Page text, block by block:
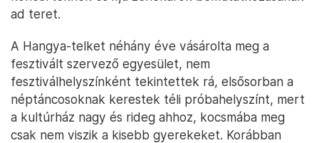
ad teret.
A Hangya-telket néhány éve vásárolta meg a
fesztivált szervező egyesület, nem
fesztiválhelyszínként tekintettek rá, elsősorban a
néptáncosoknak kerestek téli próbahelyszínt, mert
a kultúrház nagy és rideg ahhoz, kocsmába meg
csak nem viszik a kisebb gyerekeket. Korábban